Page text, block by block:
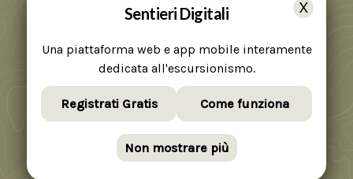
Sentieri Digitali
Una piattaforma web e app mobile interamente
dedicata all'escursionismo.
Registrati Gratis Come funziona
Non mostrare più